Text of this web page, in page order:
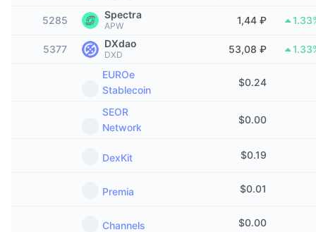
В тренде
Новинка
Крипто-ETF
Bitcoin (Биткоин)-ETF
Ethereum (Эфириум)-ETF
Технический анализ
CMC MCP
Подробнее
Новости
Глоссарий
5285 Spectra
APW 1,44 ₽
5377 DXdao
DXD 53,08 ₽
EUROe
Stablecoin
$0.24
SEOR
Network
$0.00
DexKit $0.19
Premia $0.01
Channels $0.00